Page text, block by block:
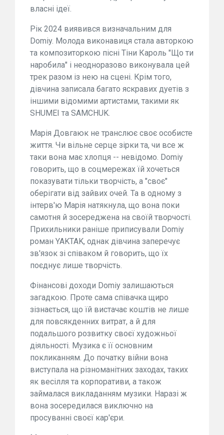
власні ідеї.
Рік 2024 виявився визначальним для
Domiy. Молода виконавиця стала авторкою
та композиторкою пісні Тіни Кароль "Що ти
наробила" і неодноразово виконувала цей
трек разом із нею на сцені. Крім того,
дівчина записала багато яскравих дуетів з
іншими відомими артистами, такими як
SHUMEI та SAMCHUK.
Марія Довгаюк не транслює своє особисте
життя. Чи вільне серце зірки та, чи все ж
таки вона має хлопця -- невідомо. Domiy
говорить, що в соцмережах їй хочеться
показувати тільки творчість, а "своє"
оберігати від зайвих очей. Та в одному з
інтерв'ю Марія натякнула, що вона поки
самотня й зосереджена на своїй творчості.
Прихильники раніше приписували Domiy
роман YAKTAK, однак дівчина заперечує
зв'язок зі співаком й говорить, що їх
поєднує лише творчість.
Фінансові доходи Domiy залишаються
загадкою. Проте сама співачка щиро
зізнається, що їй вистачає коштів не лише
для повсякденних витрат, а й для
подальшого розвитку своєї художньої
діяльності. Музика є її основним
покликанням. До початку війни вона
виступала на різноманітних заходах, таких
як весілля та корпоративи, а також
займалася викладанням музики. Наразі ж
вона зосередилася виключно на
просуванні своєї кар'єри.